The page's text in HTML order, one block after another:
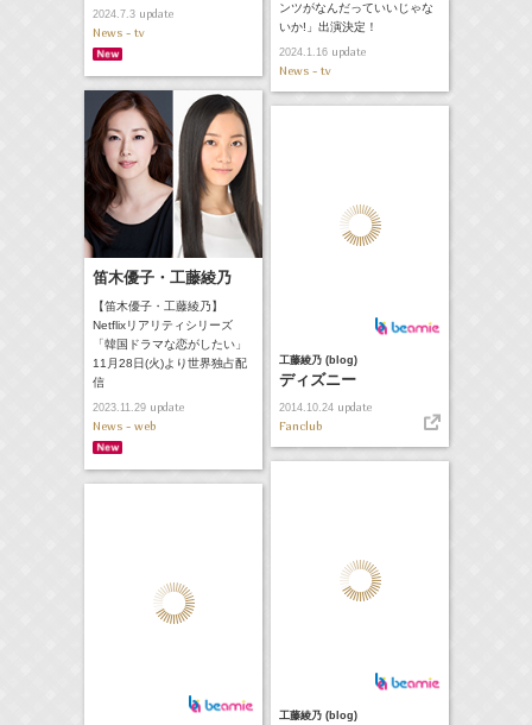
2024.7.3update
News - tv
ンツがなんだっていいじゃな
いか!」出演決定！
2024.1.16update
News - tv
笛木優子・工藤綾乃
【笛木優子・工藤綾乃】
Netflixリアリティシリーズ
「韓国ドラマな恋がしたい」
11月28日(火)より世界独占配
信
2023.11.29update
News - web
工藤綾乃 (blog)
ディズニー
2014.10.24update
Fanclub
工藤綾乃 (blog)